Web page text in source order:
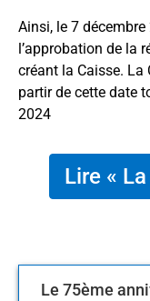
Ainsi, le 7
l’approbation de la
créant la Caisse. La
partir de cette date
2024
Lire «
Le 75ème
numérique
Ouverture
Objectifs de
La Caisse se
dans